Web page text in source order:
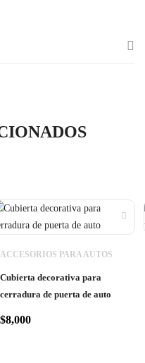
ACCESORIOS PARA AUTOS
Cubierta decorativa para
cerradura de puerta de auto
$8,000